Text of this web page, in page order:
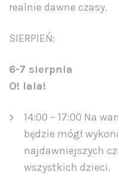
realnie dawne czasy.
SIERPIEŃ:
6-7 sierpnia
O! lala!
14:00 – 17:00 Na
będzie mógł
najdawniejszych
wszystkich dzieci.